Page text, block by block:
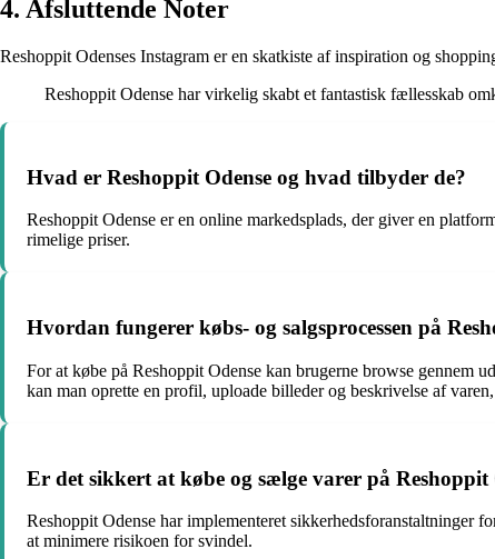
4. Afsluttende Noter
Reshoppit Odenses Instagram er en skatkiste af inspiration og
Reshoppit Odense har virkelig skabt et fantastisk fællesskab
Hvad er Reshoppit Odense og hvad tilbyder de?
Reshoppit Odense er en online markedsplads, der giver en
rimelige priser.
Hvordan fungerer købs- og salgsprocessen på
For at købe på Reshoppit Odense kan brugerne browse gennem
kan man oprette en profil, uploade billeder og beskrivelse af
Er det sikkert at købe og sælge varer på Reshoppit
Reshoppit Odense har implementeret sikkerhedsforanstaltninger
at minimere risikoen for svindel.